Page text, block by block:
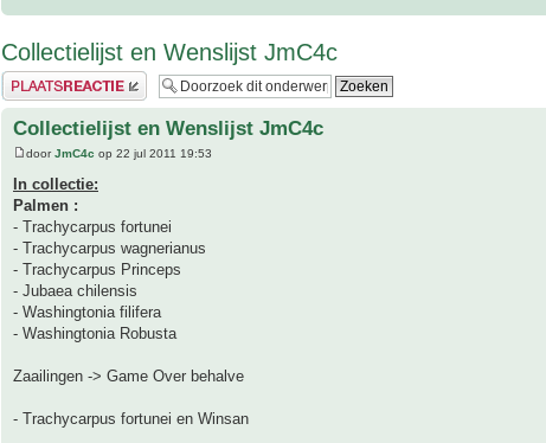
Collectielijst en Wenslijst JmC4c
Plaats een reactie
Collectielijst en Wenslijst JmC4c
doorJmC4c op 22 jul 2011 19:53
In collectie:
Palmen :
- Trachycarpus fortunei
- Trachycarpus wagnerianus
- Trachycarpus Princeps
- Jubaea chilensis
- Washingtonia filifera
- Washingtonia Robusta
Zaailingen -> Game Over behalve
- Trachycarpus fortunei en Winsan